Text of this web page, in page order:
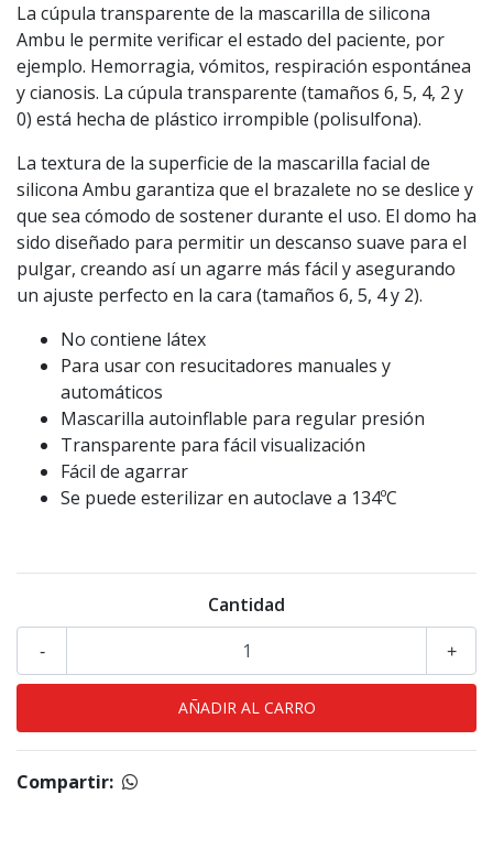
La cúpula transparente de la mascarilla de silicona
Ambu le permite verificar el estado del paciente, por
ejemplo. Hemorragia, vómitos, respiración espontánea
y cianosis. La cúpula transparente (tamaños 6, 5, 4, 2 y
0) está hecha de plástico irrompible (polisulfona).
La textura de la superficie de la mascarilla facial de
silicona Ambu garantiza que el brazalete no se deslice y
que sea cómodo de sostener durante el uso. El domo ha
sido diseñado para permitir un descanso suave para el
pulgar, creando así un agarre más fácil y asegurando
un ajuste perfecto en la cara (tamaños 6, 5, 4 y 2).
No contiene látex
Para usar con resucitadores manuales y
automáticos
Mascarilla autoinflable para regular presión
Transparente para fácil visualización
Fácil de agarrar
Se puede esterilizar en autoclave a 134ºC
Cantidad
+
-
Compartir: